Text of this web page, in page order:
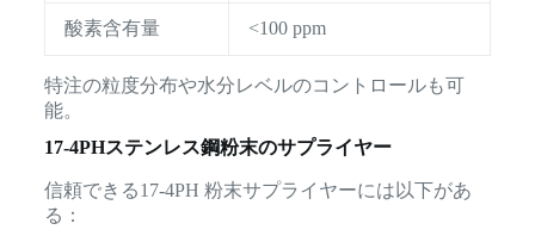
酸素含有量 <100 ppm
特注の粒度分布や水分レベルのコントロールも可
能。
17-4PHステンレス鋼粉末のサプライヤー
信頼できる17-4PH 粉末サプライヤーには以下があ
る：